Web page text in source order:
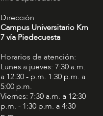
Dirección
Campus Universitario Km
7 vía Piedecuesta
Horarios de atención:
Lunes a jueves: 7:30 a.m.
a 12:30 - p.m. 1:30 p.m. a
5:00 p.m.
Viernes: 7:30 a.m. a 12:30
p.m. - 1:30 p.m. a 4:30